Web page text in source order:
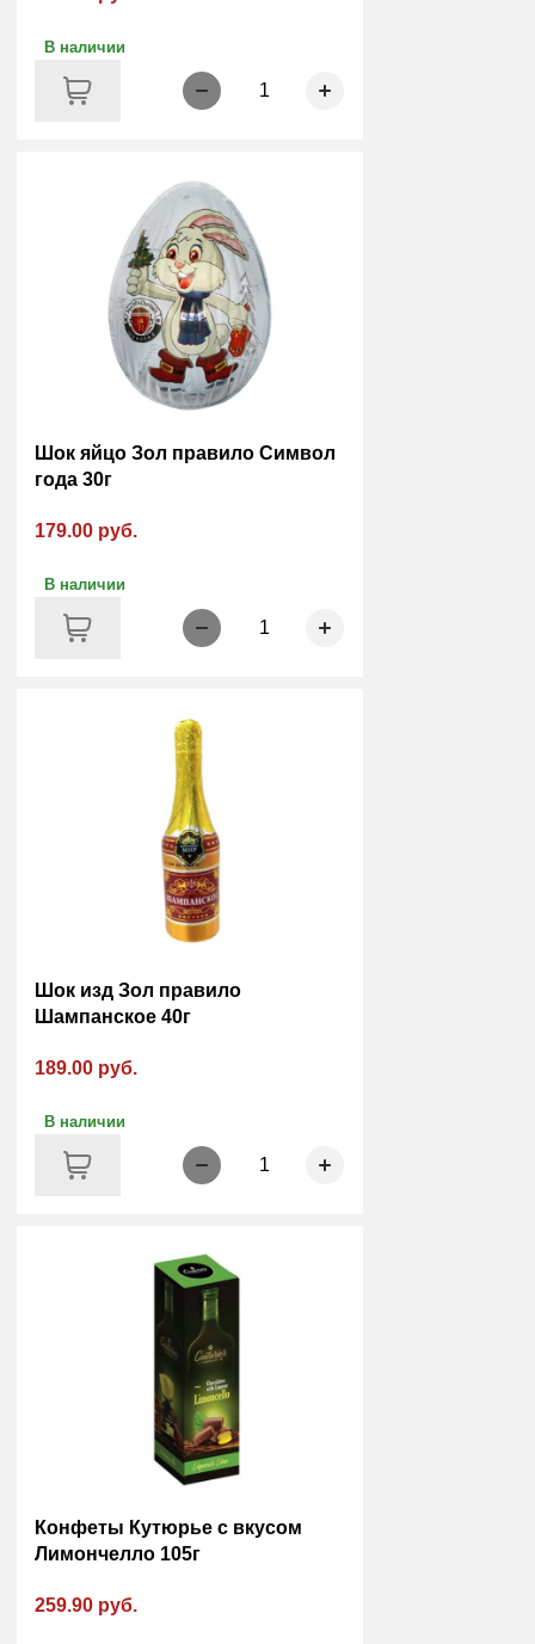
В наличии
1
Шок яйцо Зол правило Символ
года 30г
179.00 руб.
В наличии
1
Шок изд Зол правило
Шампанское 40г
189.00 руб.
В наличии
1
Конфеты Кутюрье с вкусом
Лимончелло 105г
259.90 руб.